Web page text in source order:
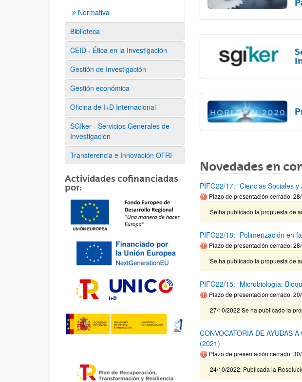
Normativa
Biblioteca
CEID - Ética en la Investigación
Gestión de Investigación
Gestión económica
Oficina de I+D Internacional
SGIker - Servicios Generales de
Investigación
Transferencia e Innovación OTRI
Actividades cofinanciadas
por:
Novedades en
PIFG22/17: "Ciencias Sociales y
Plazo de presentación cerrado:
Se ha publicado la propuesta de
PIFG22/18: "Polimerización en
Plazo de presentación cerrado:
Se ha publicado la propuesta de
PIFG22/15: “Microbiología:
Plazo de presentación cerrado:
27/10/2022 Se ha publicado la
CONVOCATORIA DE AYUDAS
(2021)
Plazo de presentación cerrado:
24/10/2022: Publicada la